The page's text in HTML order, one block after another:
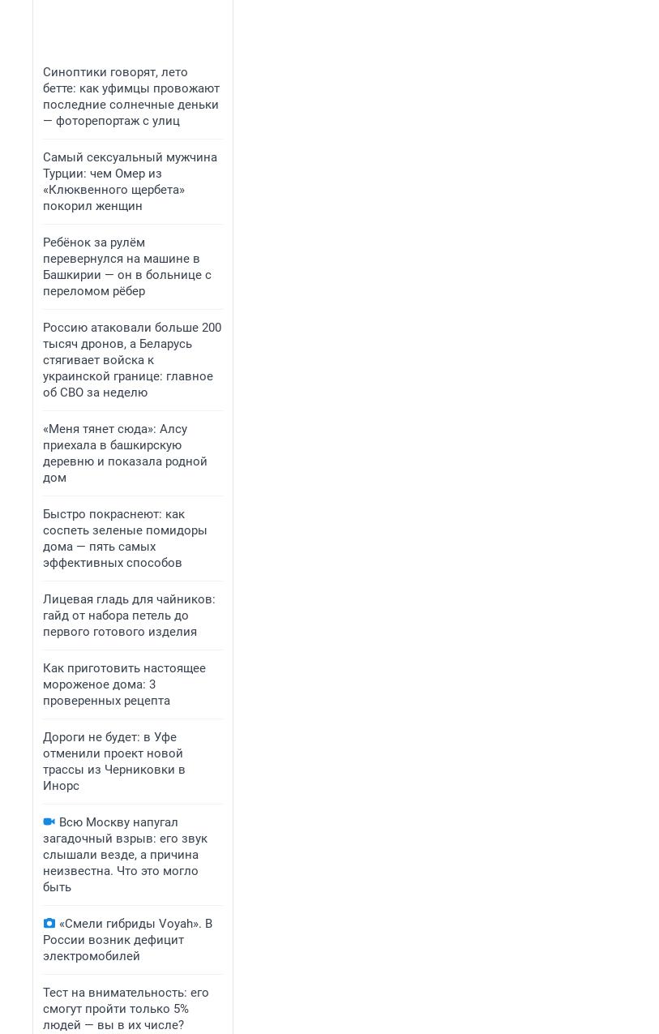
Синоптики говорят, лето
бетте: как уфимцы провожают
последние солнечные деньки
— фоторепортаж с улиц
Самый сексуальный мужчина
Турции: чем Омер из
«Клюквенного щербета»
покорил женщин
Ребёнок за рулём
перевернулся на машине в
Башкирии — он в больнице с
переломом рёбер
Россию атаковали больше 200
тысяч дронов, а Беларусь
стягивает войска к
украинской границе: главное
об СВО за неделю
«Меня тянет сюда»: Алсу
приехала в башкирскую
деревню и показала родной
дом
Быстро покраснеют: как
соспеть зеленые помидоры
дома — пять самых
эффективных способов
Лицевая гладь для чайников:
гайд от набора петель до
первого готового изделия
Как приготовить настоящее
мороженое дома: 3
проверенных рецепта
Дороги не будет: в Уфе
отменили проект новой
трассы из Черниковки в
Инорс
Всю Москву напугал
загадочный взрыв: его звук
слышали везде, а причина
неизвестна. Что это могло
быть
«Смели гибриды Voyah». В
России возник дефицит
электромобилей
Тест на внимательность: его
смогут пройти только 5%
людей — вы в их числе?